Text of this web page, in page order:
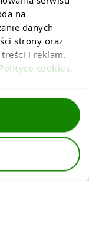
na
danych
strony oraz
i reklam.
cookies.